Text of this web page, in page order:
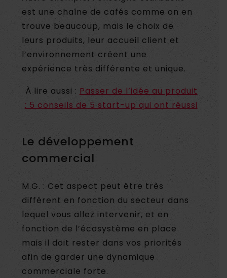
est une chaîne de cafés comme on en
trouve beaucoup, mais le choix de
leurs produits, leur accueil client et
l’environnement créent une
expérience très différente et unique.
À lire aussi : Passer de l’idée au produit
: 5 conseils de 5 start-up qui ont réussi
Le développement
commercial
M.G. : Cet aspect peut être très
différent en fonction du secteur dans
lequel vous allez intervenir, et en
fonction de l’écosystème en place
mais il doit rester dans vos priorités
afin de garder une dynamique
commerciale forte.